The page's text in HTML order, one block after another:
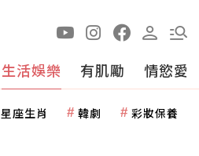
生活娛樂 有肌勵 情慾愛
星座生肖 韓劇 彩妝保養